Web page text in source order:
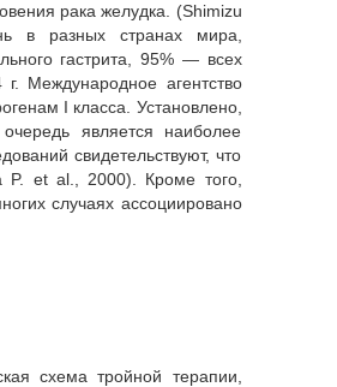
рака желудка. (Shimizu
в разных странах мира,
гастрита, 95% — всех
Международное агентство
I класса. Установлено,
является наиболее
свидетельствуют, что
P. et al., 2000). Кроме того,
случаях ассоциировано
схема тройной терапии,